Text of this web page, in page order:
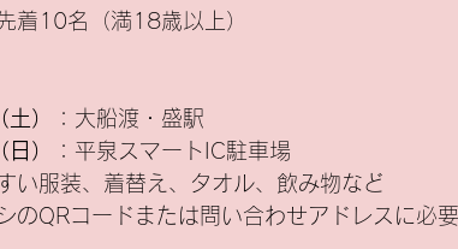
着10名（満18歳以上）
）
：大船渡・盛駅
）
：平泉スマートIC駐車場
い服装、着替え、タオル、飲み物など
のQRコードまたは問い合わせアドレスに必